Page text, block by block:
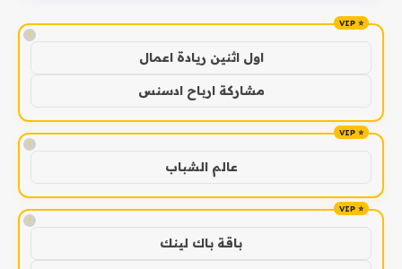
!
اول اثنين ريادة اعمال
مشاركة ارباح ادسنس
!
عالم الشباب
!
باقة باك لينك